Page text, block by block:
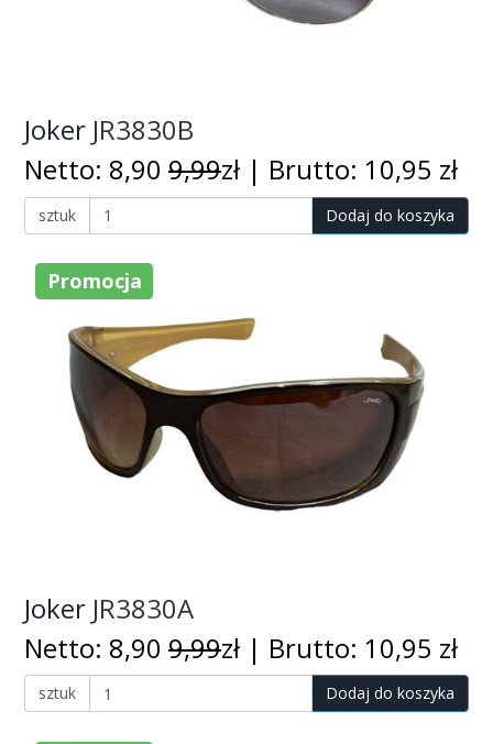
Joker JR3830B
Netto: 8,90 9,99zł | Brutto: 10,95 zł
sztuk Dodaj do koszyka
Joker JR3830A
Netto: 8,90 9,99zł | Brutto: 10,95 zł
sztuk Dodaj do koszyka
Promocja